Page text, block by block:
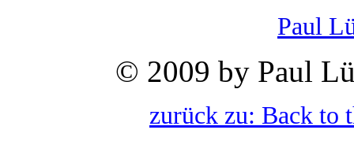
Paul
© 2009 by Paul
zurück zu: Back to